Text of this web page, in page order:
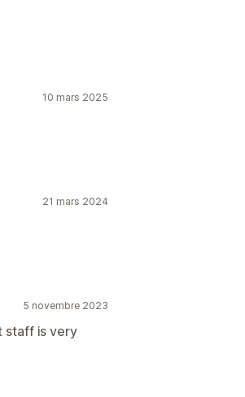
10 mars 2025
21 mars 2024
5 novembre 2023
staff is very